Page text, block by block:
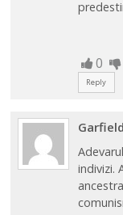
0
Reply
indivizi.